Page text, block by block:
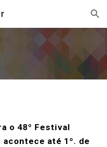
Skip to navigation
o 48º Festival
acontece até 1º. de